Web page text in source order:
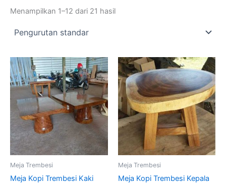
Menampilkan 1–12 dari 21 hasil
Meja Trembesi
Meja Kopi Trembesi Kaki
Meja Trembesi
Meja Kopi Trembesi Kepala